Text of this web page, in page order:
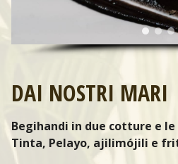
DAI NOSTRI MARI
Begihandi in due cotture e
Tinta, Pelayo, ajilimójili e